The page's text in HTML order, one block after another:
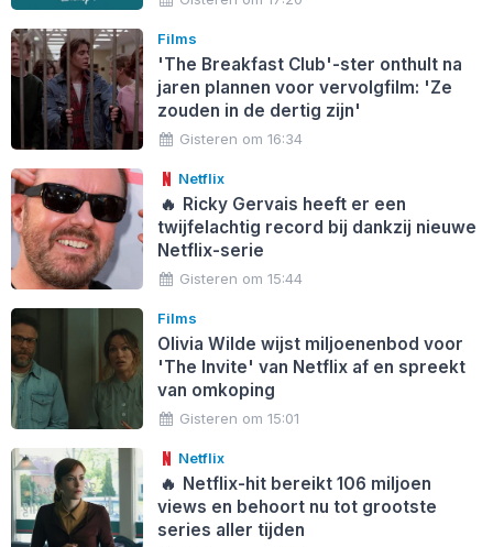
Films
'The Breakfast Club'-ster onthult na
jaren plannen voor vervolgfilm: 'Ze
zouden in de dertig zijn'
Gisteren om 16:34
Netflix
🔥 Ricky Gervais heeft er een
twijfelachtig record bij dankzij nieuwe
Netflix-serie
Gisteren om 15:44
Films
Olivia Wilde wijst miljoenenbod voor
'The Invite' van Netflix af en spreekt
van omkoping
Gisteren om 15:01
Netflix
🔥 Netflix-hit bereikt 106 miljoen
views en behoort nu tot grootste
series aller tijden